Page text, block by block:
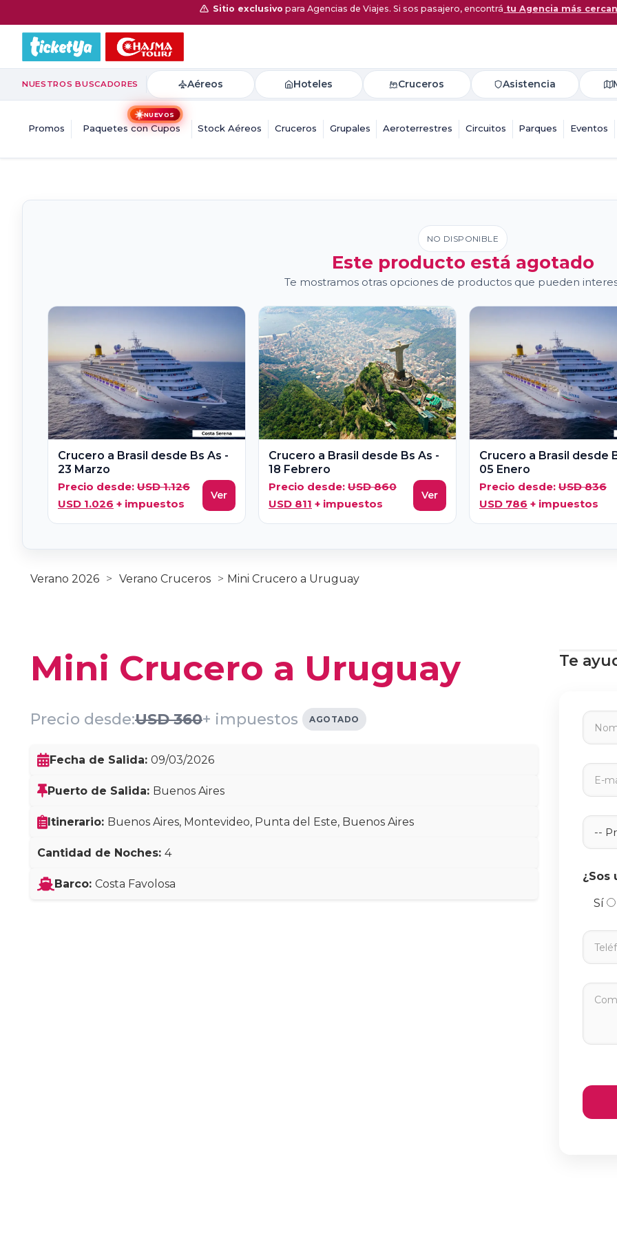
Sitio exclusivo para Agencias de Viajes. Si sos pasajero, encontrá tu Agencia más
NUESTROS BUSCADORES Aéreos Hoteles Cruceros Asistencia
Promos
☀️NUEVOS
Paquetes con Cupos Stock Aéreos Cruceros Grupales Aeroterrestres Circuitos Parques Eventos
NO DISPONIBLE
Este producto está agotado
Te mostramos otras opciones de productos que pueden
Crucero a Brasil desde Bs As -
23 Marzo
Precio desde: USD1.126El
precio
original
USD 1.026 El
precio
USD 1.026.
+ impuestos
Ver
Crucero a Brasil desde Bs As -
18 Febrero
Precio desde: USD860El
precio
original
USD 811 El
precio
USD 811.
+ impuestos
Ver
Crucero a Brasil desde
05 Enero
Precio desde: USD836El
USD 786 El
precio
+ impuestos
Verano 2026 > Verano Cruceros > Mini Crucero a Uruguay
Mini Crucero a Uruguay
Precio desde:USD360+ impuestos
Fecha de Salida: 09/03/2026
Puerto de Salida: Buenos Aires
Itinerario: Buenos Aires, Montevideo, Punta del Este, Buenos Aires
Cantidad de Noches: 4
Barco: Costa Favolosa
Te
¿Sos
Sí